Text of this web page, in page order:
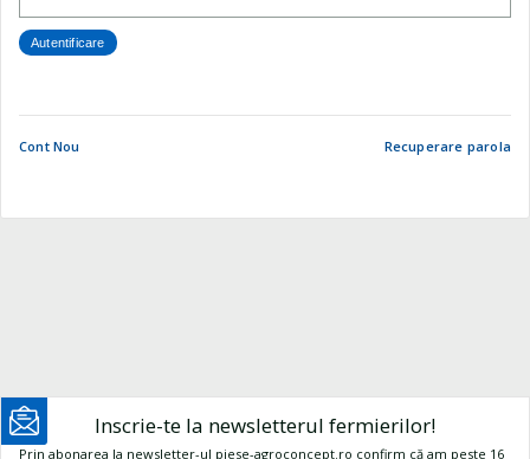
Cont Nou Recuperare parola
Inscrie-te la newsletterul fermierilor!
Prin abonarea la newsletter-ul piese-agroconcept.ro confirm că am peste 16